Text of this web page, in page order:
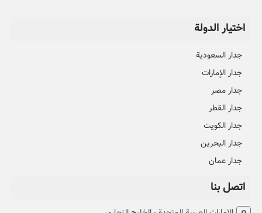
اختيار الدولة
جدار السعودية
جدار الإمارات
جدار مصر
جدار القطر
جدار الكويت
جدار البحرين
جدار عمان
اتصل بنا